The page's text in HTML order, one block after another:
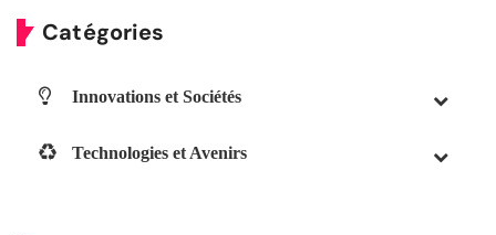
Catégories
Innovations et Sociétés
Technologies et Avenirs